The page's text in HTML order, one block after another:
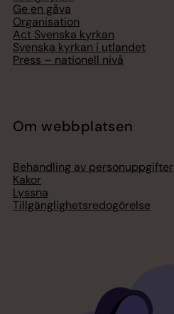
Ge en gåva
Organisation
Act Svenska kyrkan
Svenska kyrkan i utlandet
Press – nationell nivå
Om webbplatsen
Behandling av personuppgifter
Kakor
Lyssna
Tillgänglighetsredogörelse